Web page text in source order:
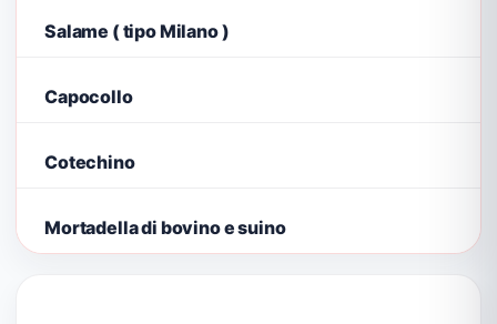
Salame ( tipo Milano )
Capocollo
Cotechino
Mortadella di bovino e suino